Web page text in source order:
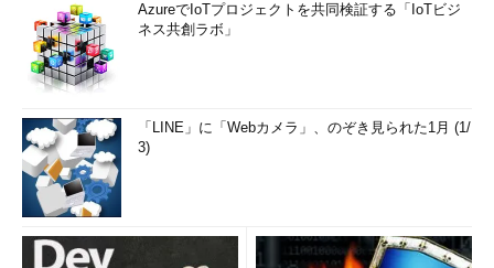
AzureでIoTプロジェクトを共同検証する「IoTビジ
ネス共創ラボ」
「LINE」に「Webカメラ」、のぞき見られた1月 (1/
3)